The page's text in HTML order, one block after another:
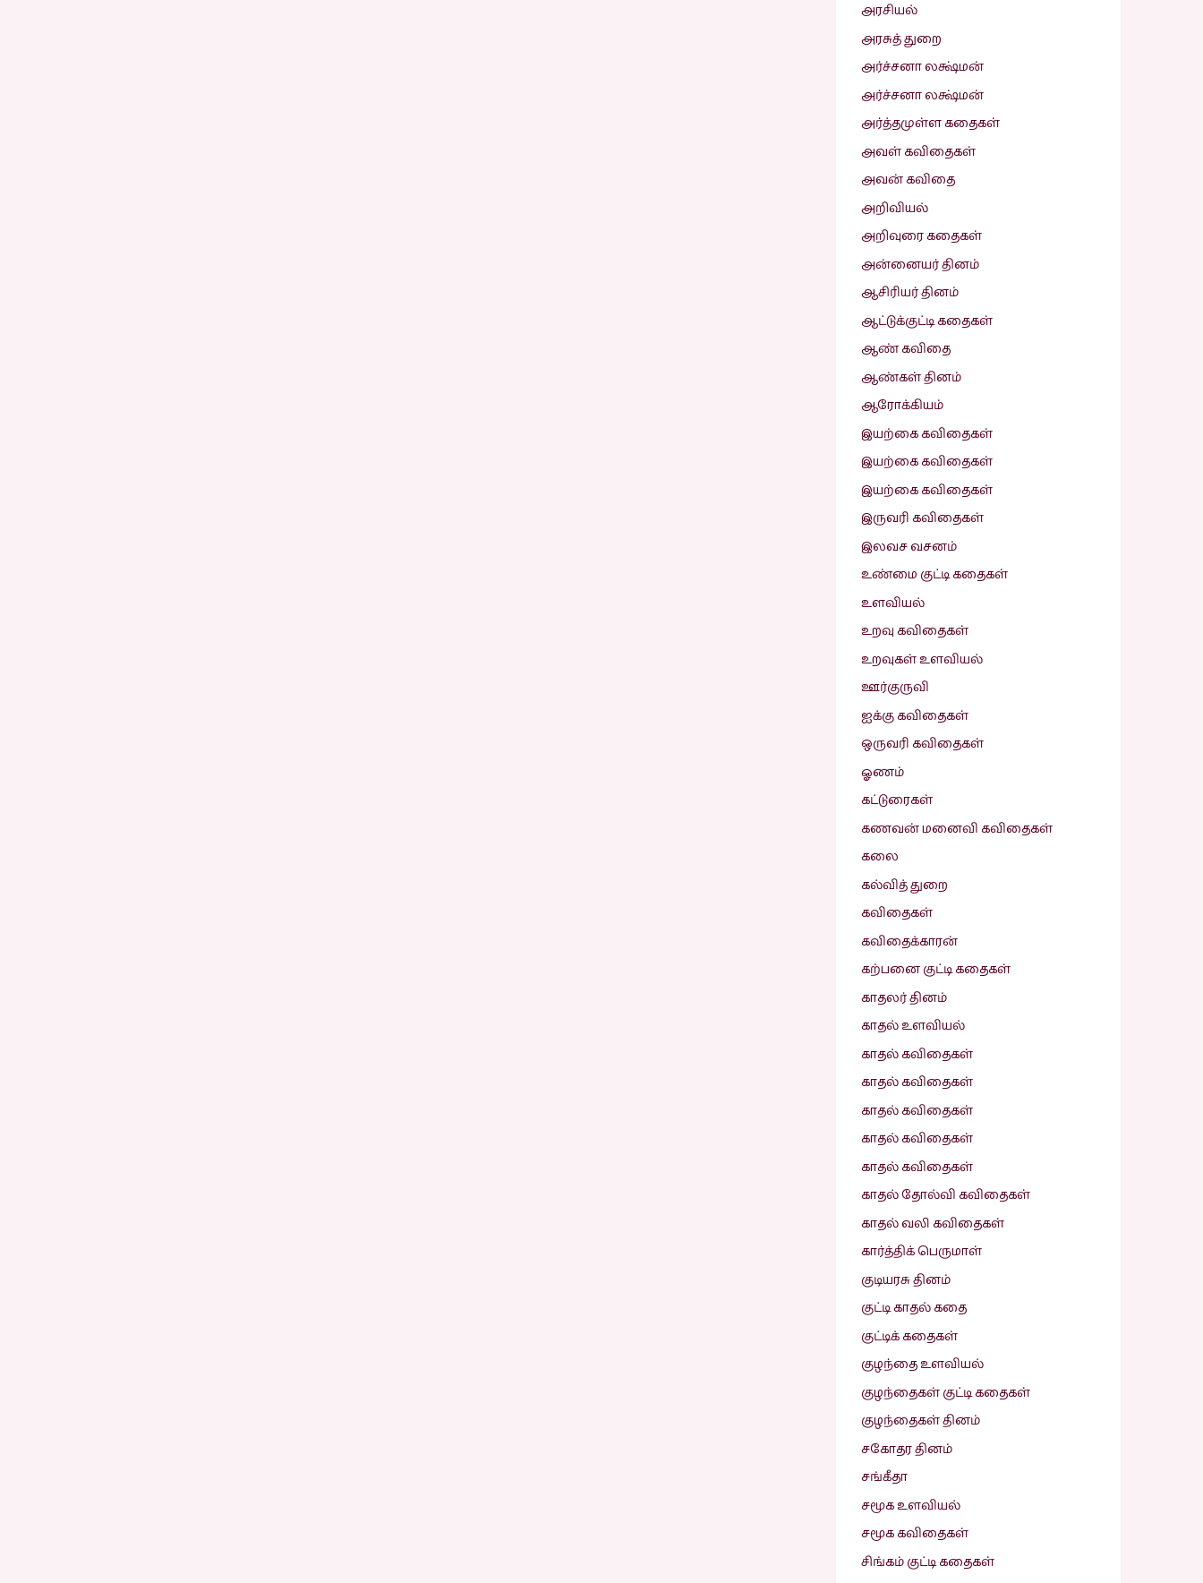
அரசியல்
அரசுத் துறை
அர்ச்சனா லக்ஷ்மன்
அர்ச்சனா லக்ஷ்மன்
அர்த்தமுள்ள கதைகள்
அவள் கவிதைகள்
அவன் கவிதை
அறிவியல்
அறிவுரை கதைகள்
அன்னையர் தினம்
ஆசிரியர் தினம்
ஆட்டுக்குட்டி கதைகள்
ஆண் கவிதை
ஆண்கள் தினம்
ஆரோக்கியம்
இயற்கை கவிதைகள்
இயற்கை கவிதைகள்
இயற்கை கவிதைகள்
இருவரி கவிதைகள்
இலவச வசனம்
உண்மை குட்டி கதைகள்
உளவியல்
உறவு கவிதைகள்
உறவுகள் உளவியல்
ஊர்குருவி
ஐக்கு கவிதைகள்
ஒருவரி கவிதைகள்
ஓணம்
கட்டுரைகள்
கணவன் மனைவி கவிதைகள்
கலை
கல்வித் துறை
கவிதைகள்
கவிதைக்காரன்
கற்பனை குட்டி கதைகள்
காதலர் தினம்
காதல் உளவியல்
காதல் கவிதைகள்
காதல் கவிதைகள்
காதல் கவிதைகள்
காதல் கவிதைகள்
காதல் கவிதைகள்
காதல் தோல்வி கவிதைகள்
காதல் வலி கவிதைகள்
கார்த்திக் பெருமாள்
குடியரசு தினம்
குட்டி காதல் கதை
குட்டிக் கதைகள்
குழந்தை உளவியல்
குழந்தைகள் குட்டி கதைகள்
குழந்தைகள் தினம்
சகோதர தினம்
சங்கீதா
சமூக உளவியல்
சமூக கவிதைகள்
சிங்கம் குட்டி கதைகள்